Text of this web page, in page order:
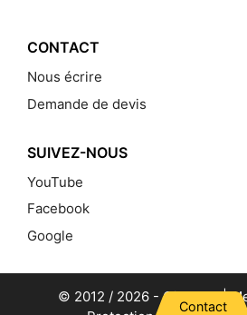
CONTACT
Nous écrire
Demande de devis
SUIVEZ-NOUS
YouTube
Facebook
Google
© 2012 / 2026 -Gillet TP|
Contact